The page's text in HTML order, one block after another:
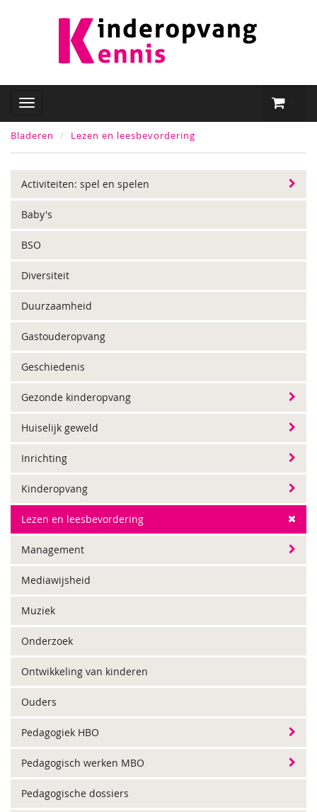
Bladeren Lezen en leesbevordering
Activiteiten: spel en spelen
Baby's
BSO
Diversiteit
Duurzaamheid
Gastouderopvang
Geschiedenis
Gezonde kinderopvang
Huiselijk geweld
Inrichting
Kinderopvang
Lezen en leesbevordering
Management
Mediawijsheid
Muziek
Onderzoek
Ontwikkeling van kinderen
Ouders
Pedagogiek HBO
Pedagogisch werken MBO
Pedagogische dossiers